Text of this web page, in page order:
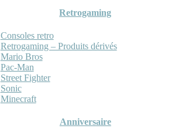
Retrogaming
Consoles retro
Retrogaming – Produits dérivés
Mario Bros
Pac-Man
Street Fighter
Sonic
Minecraft
Anniversaire